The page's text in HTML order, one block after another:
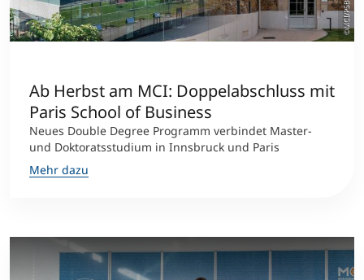
©MCI/PSB
Ab Herbst am MCI: Doppelabschluss mit
Paris School of Business
Neues Double Degree Programm verbindet Master-
und Doktoratsstudium in Innsbruck und Paris
Mehr dazu